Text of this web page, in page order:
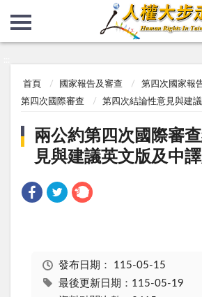
首頁 國家報告及審查
第四次國家報
第四次國際審查
第四次結論性意見與建議
兩公約第四次國際審
見與建議英文版及中
發布日期： 115-05-15
最後更新日期：115-05-19